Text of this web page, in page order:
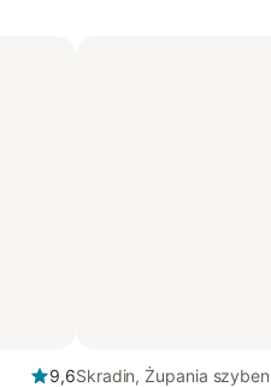
9,6Skradin, Żupania